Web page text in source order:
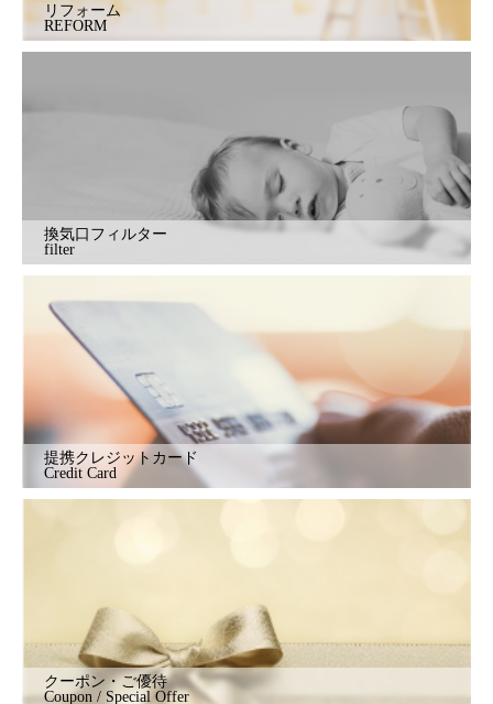
リフォーム
REFORM
換気口フィルター
filter
提携クレジットカード
Credit Card
クーポン・ご優待
Coupon / Special Offer